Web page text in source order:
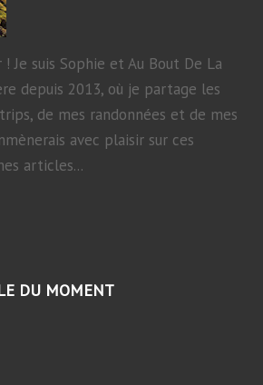
! Je suis Sophie et Au Bout De La
depuis 2013, où je partage les
de mes randonnées et de mes
avec plaisir sur ces
articles...
DU MOMENT